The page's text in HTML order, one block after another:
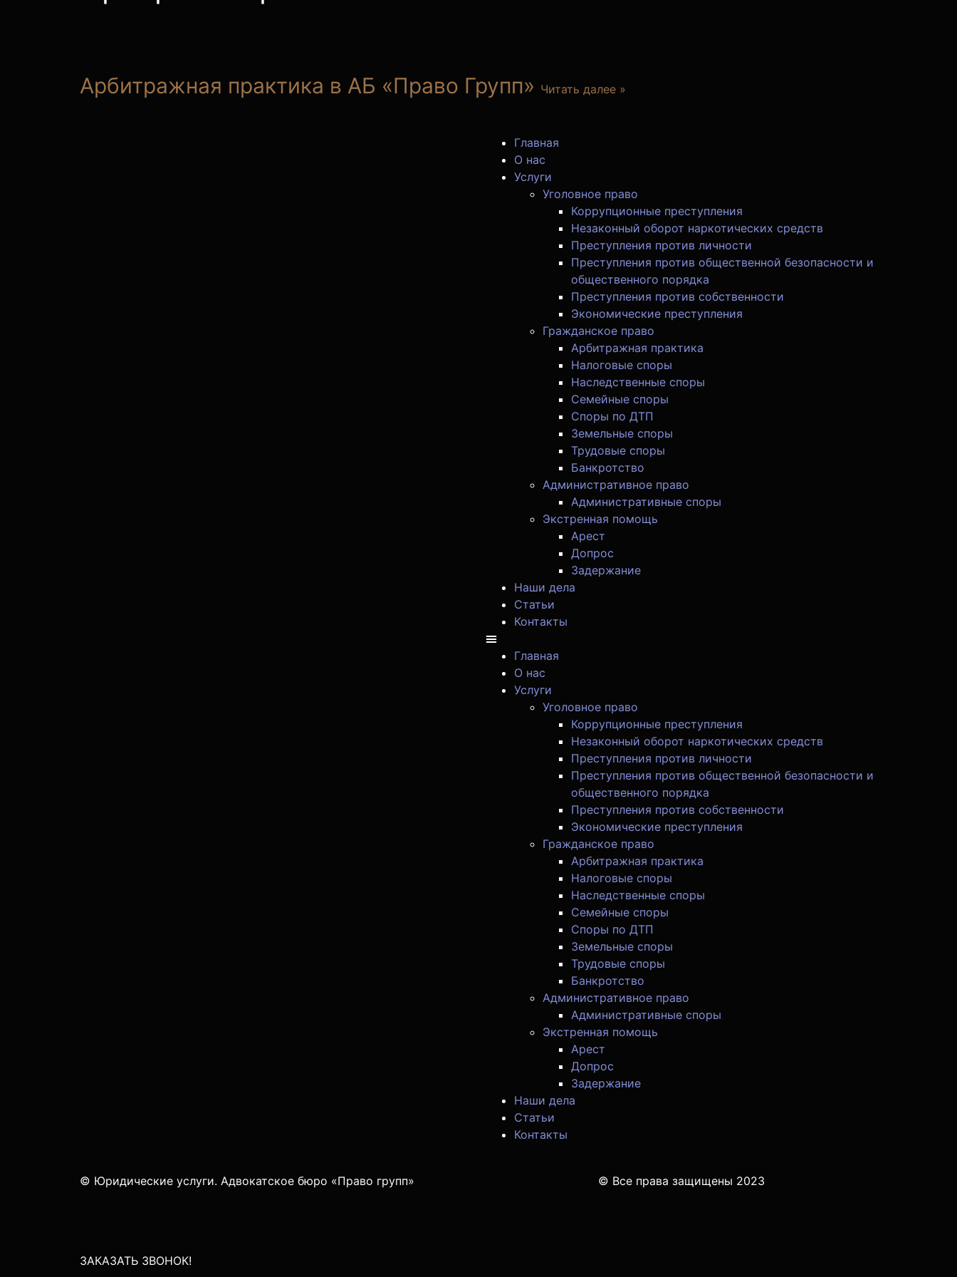
Арбитражная практика в АБ «Право Групп» Читать далее »
Главная
О нас
Услуги
Уголовное право
Коррупционные преступления
Незаконный оборот наркотических средств
Преступления против личности
Преступления против общественной безопасности и
общественного порядка
Преступления против собственности
Экономические преступления
Гражданское право
Арбитражная практика
Налоговые споры
Наследственные споры
Семейные споры
Споры по ДТП
Земельные споры
Трудовые споры
Банкротство
Административное право
Административные споры
Экстренная помощь
Арест
Допрос
Задержание
Наши дела
Статьи
Контакты
Главная
О нас
Услуги
Уголовное право
Коррупционные преступления
Незаконный оборот наркотических средств
Преступления против личности
Преступления против общественной безопасности и
общественного порядка
Преступления против собственности
Экономические преступления
Гражданское право
Арбитражная практика
Налоговые споры
Наследственные споры
Семейные споры
Споры по ДТП
Земельные споры
Трудовые споры
Банкротство
Административное право
Административные споры
Экстренная помощь
Арест
Допрос
Задержание
Наши дела
Статьи
Контакты
© Юридические услуги. Адвокатское бюро «Право групп» © Все права защищены 2023
ЗАКАЗАТЬ ЗВОНОК!